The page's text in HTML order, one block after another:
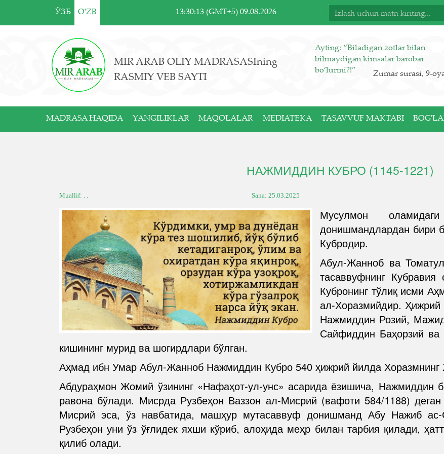
ЎЗБ O'ZB 13:30:13 (GMT+5) 09.08.2026
MIR ARAB OLIY MADRASASIning
RASMIY VEB SAYTI
Ayting: “Biladigan zotlar bilan
bilmaydigan kimsalar barobar
bo‘lurmi?!”
Zumar surasi, 9-
MADRASA HAQIDA YANGILIKLAR MAQOLALAR MEDIATEKA TASAVVUF MAKTABI
НАЖМИДДИН КУБРО (1145-1221)
Muallif: . . Sana: 25.03.2025
Мусулмон
донишмандлардан бири
Кубродир.
Абул-Жанноб ва
тасаввуфнинг Кубравия
Кубронинг тўлиқ исми
ал-Хоразмийдир. Ҳижрий
Нажмиддин Розий,
Сайфиддин Баҳорзий
кишининг мурид ва шогирдлари бўлган.
Аҳмад ибн Умар Абул-Жанноб Нажмиддин Кубро 540 ҳижрий йилда Хоразмнинг
Абдураҳмон Жомий ўзининг «Нафаҳот-ул-унс» асарида ёзишича, Нажмиддин
равона бўлади. Мисрда Рузбеҳон Ваззон ал-Мисрий (вафоти 584/1188)
Мисрий эса, ўз навбатида, машҳур мутасаввуф донишманд Абу Нажиб ас-
Рузбеҳон уни ўз ўғлидек яхши кўриб, алоҳида меҳр билан тарбия қилади,
қилиб олади.